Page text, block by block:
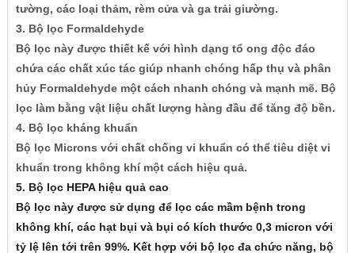
tường, các loại thảm, rèm cửa và ga trải giường.
3. Bộ lọc Formaldehyde
Bộ lọc này được thiết kế với hình dạng tổ ong độc đáo
chứa các chất xúc tác giúp nhanh chóng hấp thụ và phân
hủy Formaldehyde một cách nhanh chóng và mạnh mẽ. Bộ
lọc làm bằng vật liệu chất lượng hàng đầu để tăng độ bền.
4. Bộ lọc kháng khuẩn
Bộ lọc Microns với chất chống vi khuẩn có thể tiêu diệt vi
khuẩn trong không khí một cách hiệu quả.
5. Bộ lọc HEPA hiệu quả cao
Bộ lọc này được sử dụng để lọc các mầm bệnh trong
không khí, các hạt bụi và bụi có kích thước 0,3 micron với
tỷ lệ lên tới trên 99%. Kết hợp với bộ lọc đa chức năng, bộ